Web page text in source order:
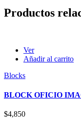
Productos
Ver
Añadir al carrito
Blocks
BLOCK OFICIO
$4,850